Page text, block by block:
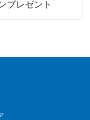
プレゼント